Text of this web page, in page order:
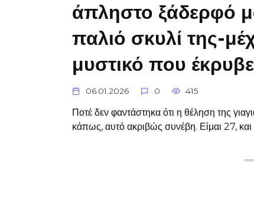
άπληστο ξάδερφό
παλιό σκυλί της-
μυστικό που
06.01.2026 0 415
Ποτέ δεν φαντάστηκα ότι η θέληση της
κάπως, αυτό ακριβώς συνέβη. Είμαι 27,